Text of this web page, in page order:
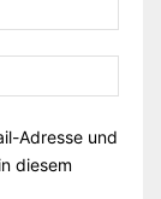
Adresse und
diesem